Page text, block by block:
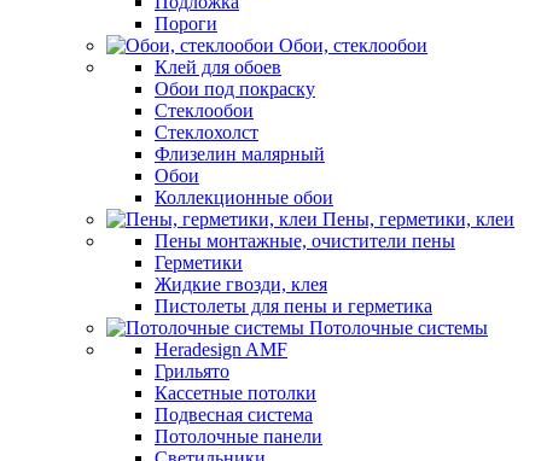
Пороги
Обои, стеклообои
Клей для обоев
Обои под покраску
Стеклообои
Стеклохолст
Флизелин малярный
Обои
Коллекционные обои
Пены, герметики, клеи
Пены монтажные, очистители пены
Герметики
Жидкие гвозди, клея
Пистолеты для пены и герметика
Потолочные системы
Heradesign AMF
Грильято
Кассетные потолки
Подвесная система
Потолочные панели